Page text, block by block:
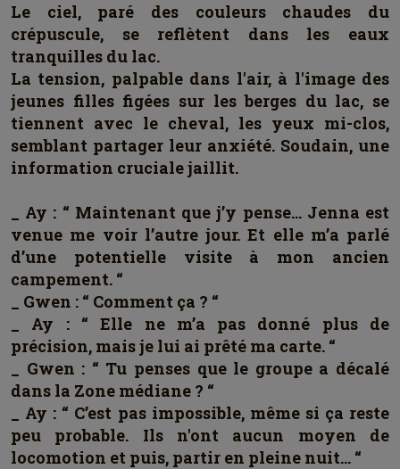
Le ciel, paré des couleurs chaudes du
crépuscule, se reflètent dans les eaux
tranquilles du lac.
La tension, palpable dans l'air, à l'image des
jeunes filles figées sur les berges du lac, se
tiennent avec le cheval, les yeux mi-clos,
semblant partager leur anxiété. Soudain, une
information cruciale jaillit.
_ Ay : “ Maintenant que j’y pense… Jenna est
venue me voir l’autre jour. Et elle m’a parlé
d’une potentielle visite à mon ancien
campement. “
_ Gwen : “ Comment ça ? “
_ Ay : “ Elle ne m’a pas donné plus de
précision, mais je lui ai prêté ma carte. “
_ Gwen : “ Tu penses que le groupe a décalé
dans la Zone médiane ? “
_ Ay : “ C’est pas impossible, même si ça reste
peu probable. Ils n'ont aucun moyen de
locomotion et puis, partir en pleine nuit… “